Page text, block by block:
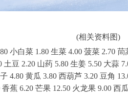
(相关资料图)
小白菜 1.80 生菜 4.00 菠菜 2.70
土豆 2.20 山药 5.80 生姜 5.50 大蒜
4.80 黄瓜 3.80 西葫芦 3.20 豆角
蕉 6.20 芒果 12.50 火龙果 9.00 西